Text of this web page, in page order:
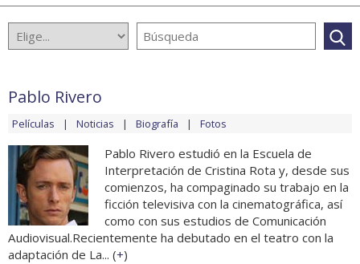
Pablo Rivero
Películas Noticias Biografía Fotos
Pablo Rivero estudió en la Escuela de
Interpretación de Cristina Rota y, desde sus
comienzos, ha compaginado su trabajo en la
ficción televisiva con la cinematográfica, así
como con sus estudios de Comunicación
Audiovisual.Recientemente ha debutado en el teatro con la
adaptación de La... (+)